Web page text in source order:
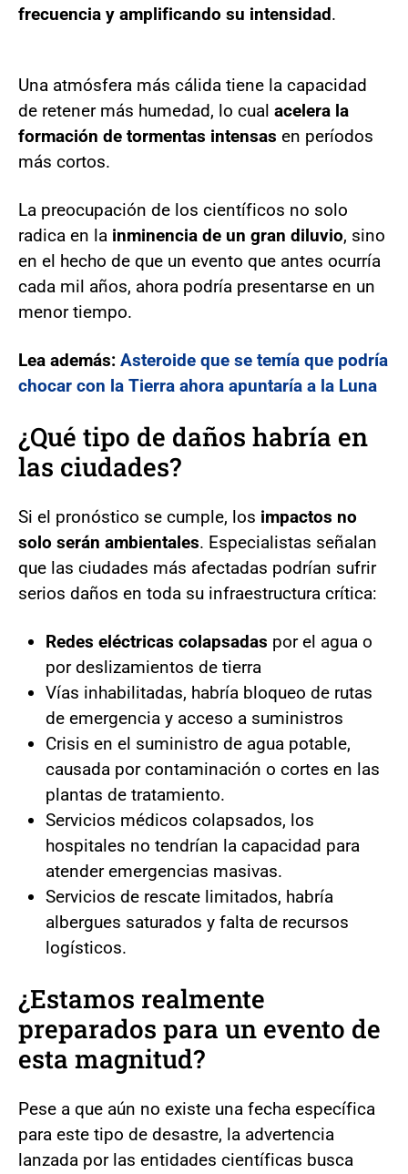
frecuencia y amplificando su intensidad.
Una atmósfera más cálida tiene la capacidad
de retener más humedad, lo cual acelera la
formación de tormentas intensas en períodos
más cortos.
La preocupación de los científicos no solo
radica en la inminencia de un gran diluvio, sino
en el hecho de que un evento que antes ocurría
cada mil años, ahora podría presentarse en un
menor tiempo.
Lea además: Asteroide que se temía que podría
chocar con la Tierra ahora apuntaría a la Luna
¿Qué tipo de daños habría en
las ciudades?
Si el pronóstico se cumple, los impactos no
solo serán ambientales. Especialistas señalan
que las ciudades más afectadas podrían sufrir
serios daños en toda su infraestructura crítica:
Redes eléctricas colapsadas por el agua o
por deslizamientos de tierra
Vías inhabilitadas, habría bloqueo de rutas
de emergencia y acceso a suministros
Crisis en el suministro de agua potable,
causada por contaminación o cortes en las
plantas de tratamiento.
Servicios médicos colapsados, los
hospitales no tendrían la capacidad para
atender emergencias masivas.
Servicios de rescate limitados, habría
albergues saturados y falta de recursos
logísticos.
¿Estamos realmente
preparados para un evento de
esta magnitud?
Pese a que aún no existe una fecha específica
para este tipo de desastre, la advertencia
lanzada por las entidades científicas busca